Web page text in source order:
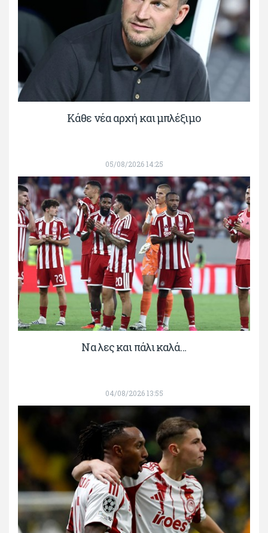
Κάθε νέα αρχή και μπλέξιμο
05/08/2026 14:25
Να λες και πάλι καλά…
04/08/2026 13:55